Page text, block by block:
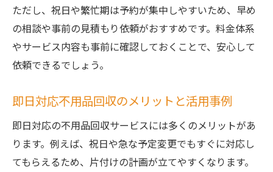
ただし、祝日や繁忙期は予約が集中しやすいため、早め
の相談や事前の見積もり依頼がおすすめです。料金体系
やサービス内容も事前に確認しておくことで、安心して
依頼できるでしょう。
即日対応不用品回収のメリットと活用事例
即日対応の不用品回収サービスには多くのメリットがあ
ります。例えば、祝日や急な予定変更でもすぐに対応し
てもらえるため、片付けの計画が立てやすくなります。